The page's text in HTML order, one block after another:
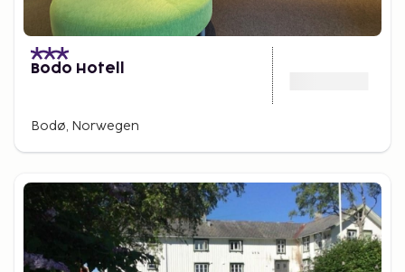
Bodo Hotell
Bodø, Norwegen